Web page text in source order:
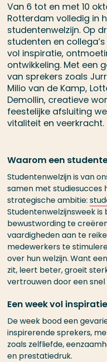
Van 6 tot en met 10
Rotterdam volledig in
studentenwelzijn. Op
studenten en
vol inspiratie,
ontwikkeling. Met een
van sprekers zoals
Milio van de Kamp,
Demollin, creatieve
feestelijke afsluiting
vitaliteit en veerkracht.
Waarom een
Studentenwelzijn is van
samen met studiesucces
strategische ambitie:
Studentenwelzijnsweek is
bewustwording te
vaardigheden aan te
medewerkers te
over hun welzijn. Want
zit, leert beter, groeit
vertrouwen door een
Een week vol inspiratie
De week bood een
inspirerende sprekers,
zoals zelfliefde,
en prestatiedruk.